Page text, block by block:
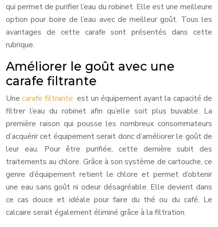
qui permet de purifier l’eau du robinet. Elle est une meilleure
option pour boire de l’eau avec de meilleur goût. Tous les
avantages de cette carafe sont présentés dans cette
rubrique.
Améliorer le goût avec une
carafe filtrante
Unecarafe filtrante est un équipement ayant la capacité de
filtrer l’eau du robinet afin qu’elle soit plus buvable. La
première raison qui pousse les nombreux consommateurs
d’acquérir cet équipement serait donc d’améliorer le goût de
leur eau. Pour être purifiée, cette dernière subit des
traitements au chlore. Grâce à son système de cartouche, ce
genre d’équipement retient le chlore et permet d’obtenir
une eau sans goût ni odeur désagréable. Elle devient dans
ce cas douce et idéale pour faire du thé ou du café. Le
calcaire serait également éliminé grâce à la filtration.